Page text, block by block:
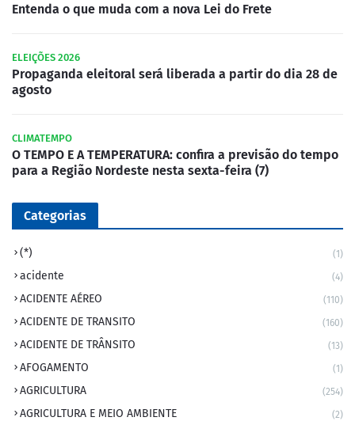
Entenda o que muda com a nova Lei do Frete
ELEIÇÕES 2026
Propaganda eleitoral será liberada a partir do dia 28 de
agosto
CLIMATEMPO
O TEMPO E A TEMPERATURA: confira a previsão do tempo
para a Região Nordeste nesta sexta-feira (7)
Categorias
(*) (1)
acidente (4)
ACIDENTE AÉREO (110)
ACIDENTE DE TRANSITO (160)
ACIDENTE DE TRÂNSITO (13)
AFOGAMENTO (1)
AGRICULTURA (254)
AGRICULTURA E MEIO AMBIENTE (2)